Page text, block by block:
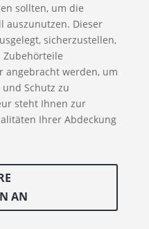
sollten, um die
auszunutzen. Dieser
sicherzustellen,
Zubehörteile
angebracht werden, um
Schutz zu
steht Ihnen zur
Ihrer Abdeckung
AN